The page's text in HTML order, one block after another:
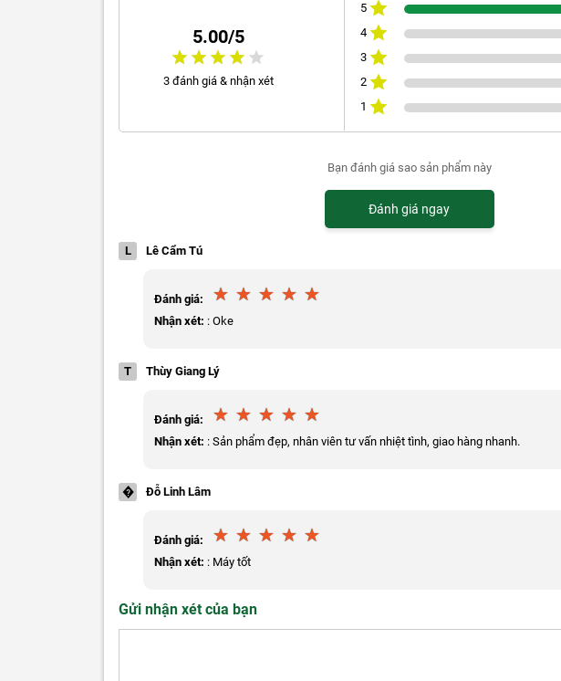
5.00/5
3 đánh giá & nhận xét
5
4
3
2
1
Bạn đánh giá sao sản phẩm này
Đánh giá ngay
L Lê Cẩm Tú
Đánh giá:
Nhận xét: : Oke
T Thùy Giang Lý
Đánh giá:
Nhận xét: : Sản phẩm đẹp, nhân viên tư vấn nhiệt tình, giao hàng nhanh.
� Đỗ Linh Lâm
Đánh giá:
Nhận xét: : Máy tốt
Gửi nhận xét của bạn